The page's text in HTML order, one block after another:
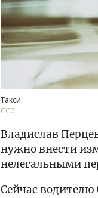
Такси.
СС0
Владислав
нужно внести
нелегальными
Сейчас водителю